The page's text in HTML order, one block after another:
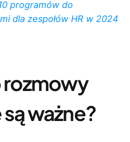
programów do
dla zespołów HR w 2024
rozmowy
ważne?